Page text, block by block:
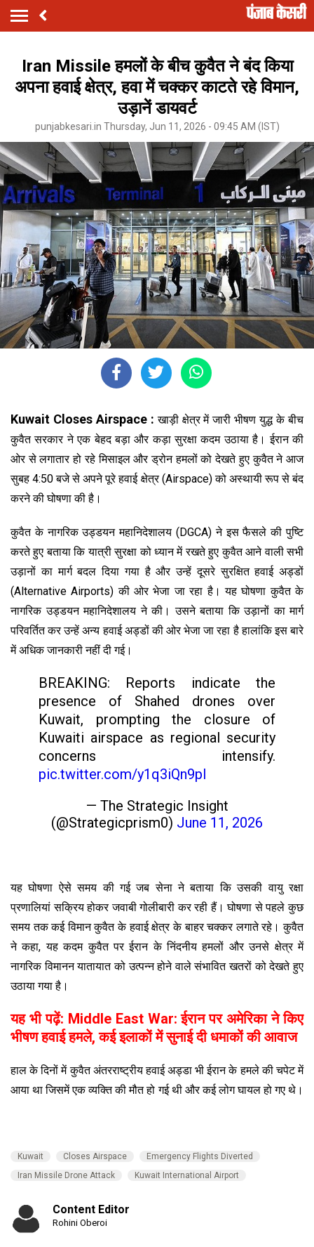
Iran Missile हमलों के बीच कुवैत ने बंद किया
अपना हवाई क्षेत्र, हवा में चक्कर काटते रहे विमान,
उड़ानें डायवर्ट
punjabkesari.in Thursday, Jun 11, 2026 - 09:45 AM (IST)
Kuwait Closes Airspace :खाड़ी क्षेत्र में जारी भीषण युद्ध के बीच
कुवैत सरकार ने एक बेहद बड़ा और कड़ा सुरक्षा कदम उठाया है। ईरान की
ओर से लगातार हो रहे मिसाइल और ड्रोन हमलों को देखते हुए कुवैत ने आज
सुबह 4:50 बजे से अपने पूरे हवाई क्षेत्र (Airspace) को अस्थायी रूप से बंद
करने की घोषणा की है।
कुवैत के नागरिक उड्डयन महानिदेशालय (DGCA) ने इस फैसले की पुष्टि
करते हुए बताया कि यात्री सुरक्षा को ध्यान में रखते हुए कुवैत आने वाली सभी
उड़ानों का मार्ग बदल दिया गया है और उन्हें दूसरे सुरक्षित हवाई अड्डों
(Alternative Airports) की ओर भेजा जा रहा है। यह घोषणा कुवैत के
नागरिक उड्डयन महानिदेशालय ने की। उसने बताया कि उड़ानों का मार्ग
परिवर्तित कर उन्हें अन्य हवाई अड्डों की ओर भेजा जा रहा है हालांकि इस बारे
में अधिक जानकारी नहीं दी गई।
BREAKING: Reports indicate the
presence of Shahed drones over
Kuwait, prompting the closure of
Kuwaiti airspace as regional security
concerns intensify.
pic.twitter.com/y1q3iQn9pl
— The Strategic Insight
(@Strategicprism0) June 11, 2026
यह घोषणा ऐसे समय की गई जब सेना ने बताया कि उसकी वायु रक्षा
प्रणालियां सक्रिय होकर जवाबी गोलीबारी कर रही हैं। घोषणा से पहले कुछ
समय तक कई विमान कुवैत के हवाई क्षेत्र के बाहर चक्कर लगाते रहे। कुवैत
ने कहा, यह कदम कुवैत पर ईरान के निंदनीय हमलों और उनसे क्षेत्र में
नागरिक विमानन यातायात को उत्पन्न होने वाले संभावित खतरों को देखते हुए
उठाया गया है।
यह भी पढ़ें: Middle East War: ईरान पर अमेरिका ने किए
भीषण हवाई हमले, कई इलाकों में सुनाई दी धमाकों की आवाज
हाल के दिनों में कुवैत अंतरराष्ट्रीय हवाई अड्डा भी ईरान के हमले की चपेट में
आया था जिसमें एक व्यक्ति की मौत हो गई थी और कई लोग घायल हो गए थे।
Kuwait Closes Airspace
Emergency Flights Diverted
Iran Missile Drone Attack
Kuwait International Airport
Content Editor
Rohini Oberoi